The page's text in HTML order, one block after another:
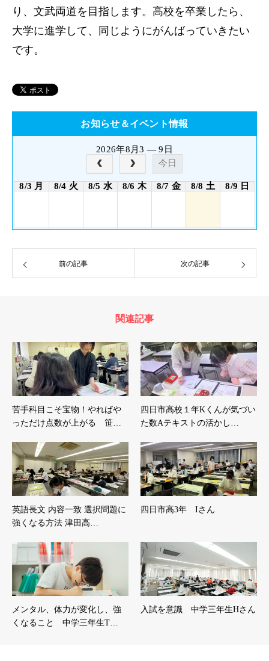
り、文武両道を目指します。高校を卒業したら、
大学に進学して、同じようにがんばっていきたい
です。
お知らせ＆イベント情報
2026年8月3 — 9日
今日
8/3 月 8/4 火 8/5 水 8/6 木 8/7 金 8/8 土 8/9 日
前の記事 次の記事
関連記事
苦手科目こそ宝物！やればや
っただけ点数が上がる 笹…
四日市高校１年Kくんが気づい
た数Aテキストの活かし…
英語長文 内容一致 選択問題に
強くなる方法 津田高…
四日市高3年 Iさん
メンタル、体力が変化し、強
くなること 中学三年生T…
入試を意識 中学三年生Hさん